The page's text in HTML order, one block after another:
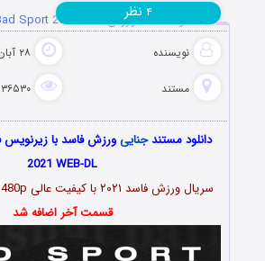
دانلود مستند ورزش فاسد Bad Sport 2021
نویسنده ۲۸ آبان ۱۴۰۰
مستند ۳۶۵۳۰ بازدید
۴ نظر
دانلود مستندجنایی
2021 WEB-DL
سریال ورزش فاسد ۲۰۲۱ با کیفیت عالی 1080p & 720p & 480p
قسمت آخر اضافه شد